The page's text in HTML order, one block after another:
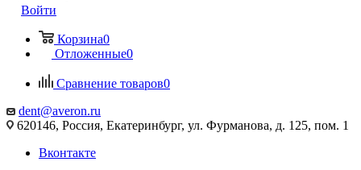
Войти
Корзина0
Отложенные0
Сравнение товаров0
dent@averon.ru
620146, Россия, Екатеринбург, ул. Фурманова, д. 125, пом. 1
Вконтакте